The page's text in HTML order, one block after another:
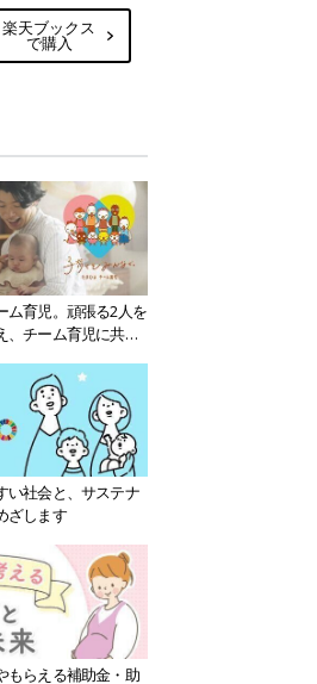
楽天ブックス
で購入
ム育児。頑張る2人を
、チーム育児に共感
い社会と、サステナ
ざします
もらえる補助金・助